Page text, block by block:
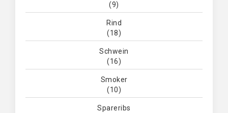
(9)
Rind
(18)
Schwein
(16)
Smoker
(10)
Spareribs